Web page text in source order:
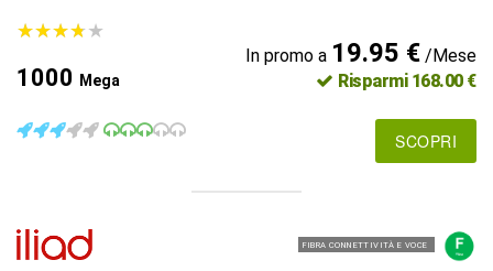
★★★★★
★★★★★
1000 Mega
In promo a 19.95 €/Mese
Risparmi 168.00 €
SCOPRI
FIBRA CONNETTIVITÀ E VOCE